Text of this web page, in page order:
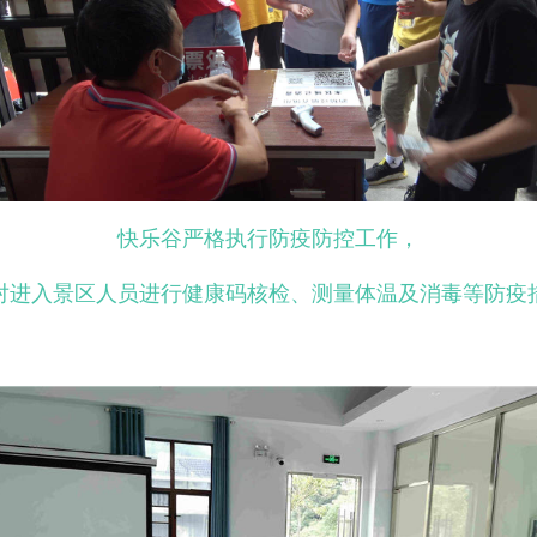
快乐谷严格执行防疫防控工作，
进入景区人员进行健康码核检、测量体温及消毒等防疫